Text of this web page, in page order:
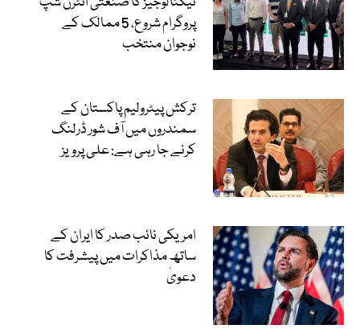
پروگرام شروع، 5 ممالک کے
نوجوان منتخب
ترکش پیٹرولیم پاکستان کے
سمندروں میں آف شور ڈرلنگ
کرنے جا رہی ہے: علی پرویز
امریکی نائب صدر کا ایران کے
ساتھ مذاکرات میں پیشرفت کا
دعویٰ